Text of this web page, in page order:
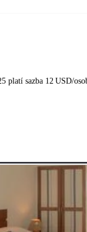
platí sazba 12 USD/